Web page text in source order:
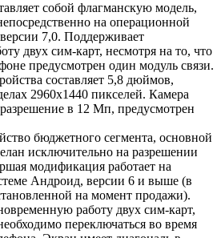
собой флагманскую модель,
на операционной
7,0. Поддерживает
двух сим-карт, несмотря на то, что
предусмотрен один модуль связи.
составляет 5,8 дюймов,
2960х1440 пикселей. Камера
в 12 Мп, предусмотрен
бюджетного сегмента, основной
исключительно на разрешении
модификация работает на
Андроид, версии 6 и выше (в
на момент продажи).
работу двух сим-карт,
переключаться во время